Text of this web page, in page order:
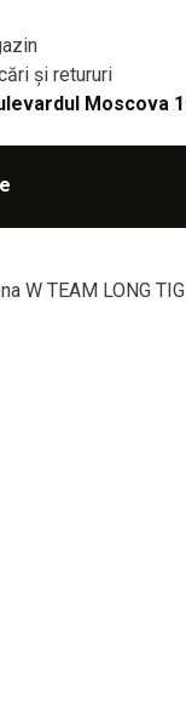
și retururi
Moscova
W TEAM LONG